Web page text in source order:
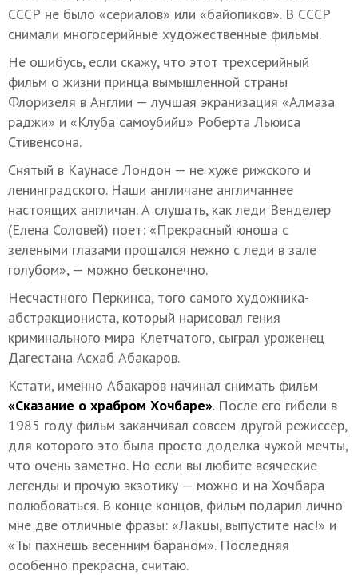
СССР не было «сериалов» или «байопиков». В СССР
снимали многосерийные художественные фильмы.
Не ошибусь, если скажу, что этот трехсерийный
фильм о жизни принца вымышленной страны
Флоризеля в Англии — лучшая экранизация «Алмаза
раджи» и «Клуба самоубийц» Роберта Льюиса
Стивенсона.
Снятый в Каунасе Лондон — не хуже рижского и
ленинградского. Наши англичане англичаннее
настоящих англичан. А слушать, как леди Венделер
(Елена Соловей) поет: «Прекрасный юноша с
зелеными глазами прощался нежно с леди в зале
голубом», — можно бесконечно.
Несчастного Перкинса, того самого художника-
абстракциониста, который нарисовал гения
криминального мира Клетчатого, сыграл уроженец
Дагестана Асхаб Абакаров.
Кстати, именно Абакаров начинал снимать фильм
«Сказание о храбром Хочбаре». После его гибели в
1985 году фильм заканчивал совсем другой режиссер,
для которого это была просто доделка чужой мечты,
что очень заметно. Но если вы любите всяческие
легенды и прочую экзотику — можно и на Хочбара
полюбоваться. В конце концов, фильм подарил лично
мне две отличные фразы: «Лакцы, выпустите нас!» и
«Ты пахнешь весенним бараном». Последняя
особенно прекрасна, считаю.